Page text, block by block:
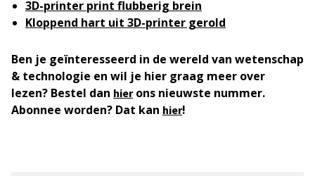
3D-printer print flubberig brein
Kloppend hart uit 3D-printer gerold
Ben je geïnteresseerd in de wereld van wetenschap
& technologie en wil je hier graag meer over
lezen? Bestel dan hierons nieuwste nummer.
Abonnee worden? Dat kan hier!